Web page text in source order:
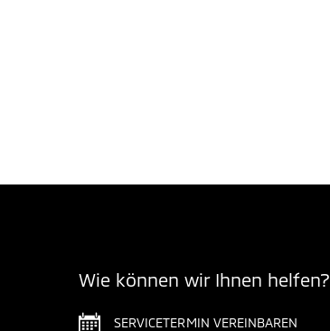
Wie können wir Ihnen helfen?
SERVICETERMIN VEREINBAREN